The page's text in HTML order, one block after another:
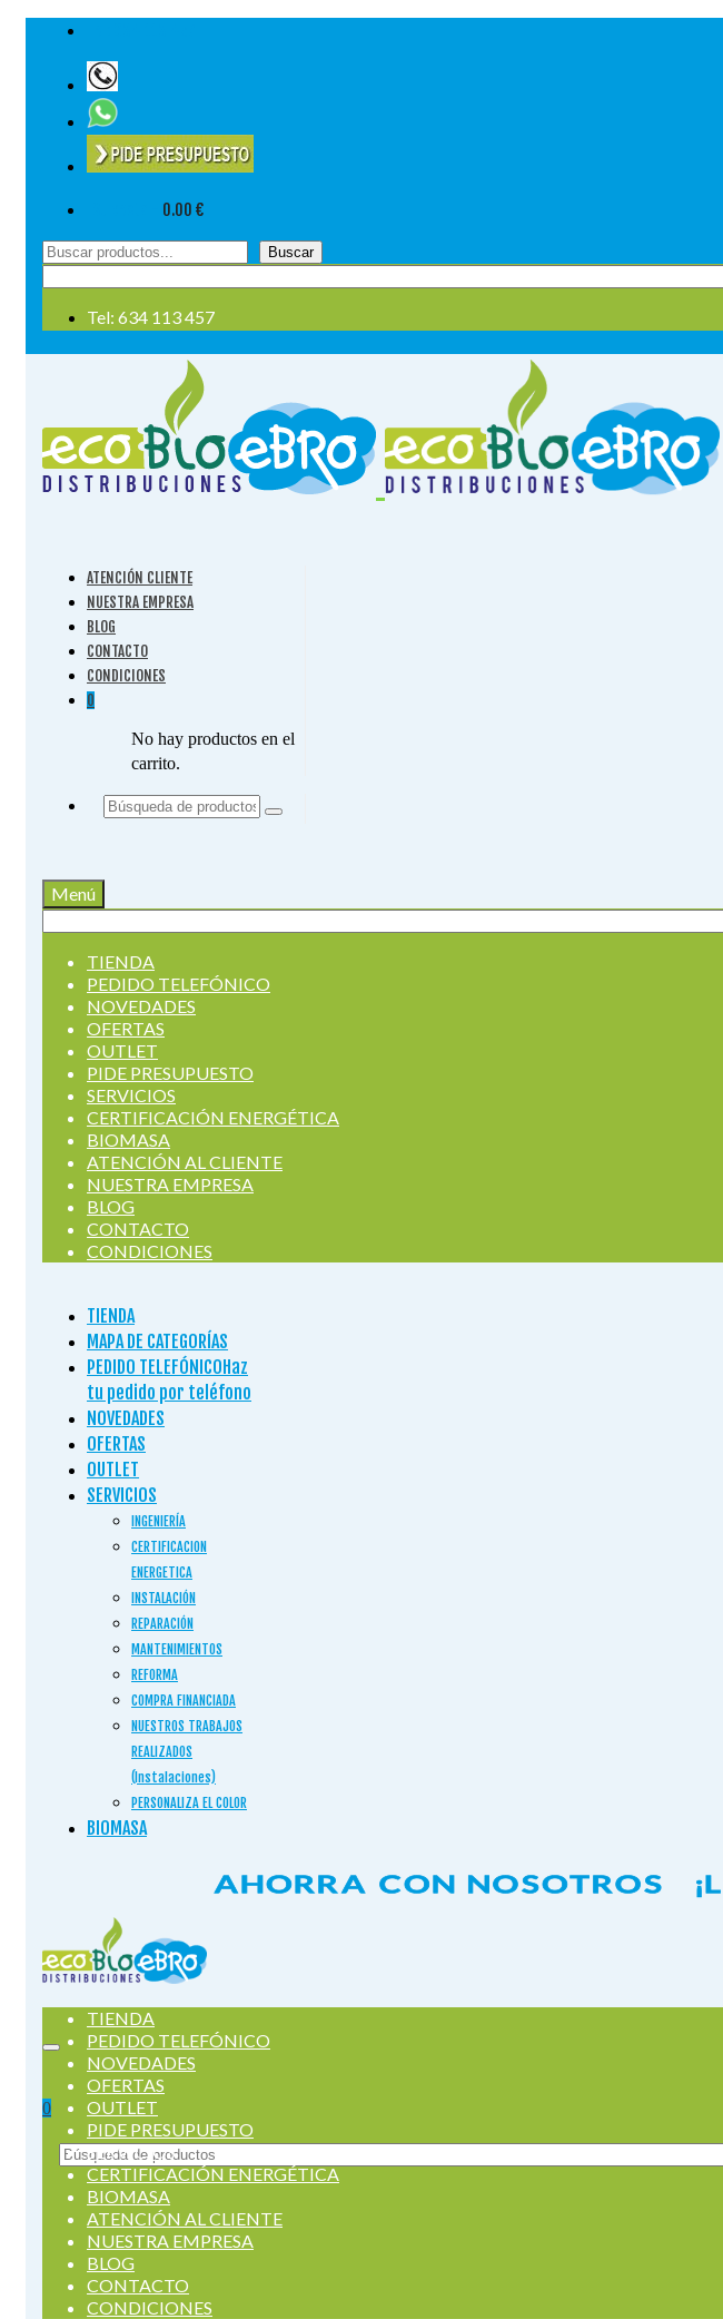
0.00 €
Buscar
Tel: 634 113 457
ATENCIÓN CLIENTE
NUESTRA EMPRESA
BLOG
CONTACTO
CONDICIONES
0
No hay productos en el
carrito.
Buscar
Menú
TIENDA
PEDIDO TELEFÓNICO
NOVEDADES
OFERTAS
OUTLET
PIDE PRESUPUESTO
SERVICIOS
CERTIFICACIÓN ENERGÉTICA
BIOMASA
ATENCIÓN AL CLIENTE
NUESTRA EMPRESA
BLOG
CONTACTO
CONDICIONES
TIENDA
MAPA DE CATEGORÍAS
PEDIDO TELEFÓNICO Haz
tu pedido por teléfono
NOVEDADES
OFERTAS
OUTLET
SERVICIOS
INGENIERÍA
CERTIFICACION
ENERGETICA
INSTALACIÓN
REPARACIÓN
MANTENIMIENTOS
REFORMA
COMPRA FINANCIADA
NUESTROS TRABAJOS
REALIZADOS
(Instalaciones)
PERSONALIZA EL COLOR
BIOMASA
0
Buscar
por:
TIENDA
PEDIDO TELEFÓNICO
NOVEDADES
OFERTAS
OUTLET
PIDE PRESUPUESTO
SERVICIOS
CERTIFICACIÓN ENERGÉTICA
BIOMASA
ATENCIÓN AL CLIENTE
NUESTRA EMPRESA
BLOG
CONTACTO
CONDICIONES